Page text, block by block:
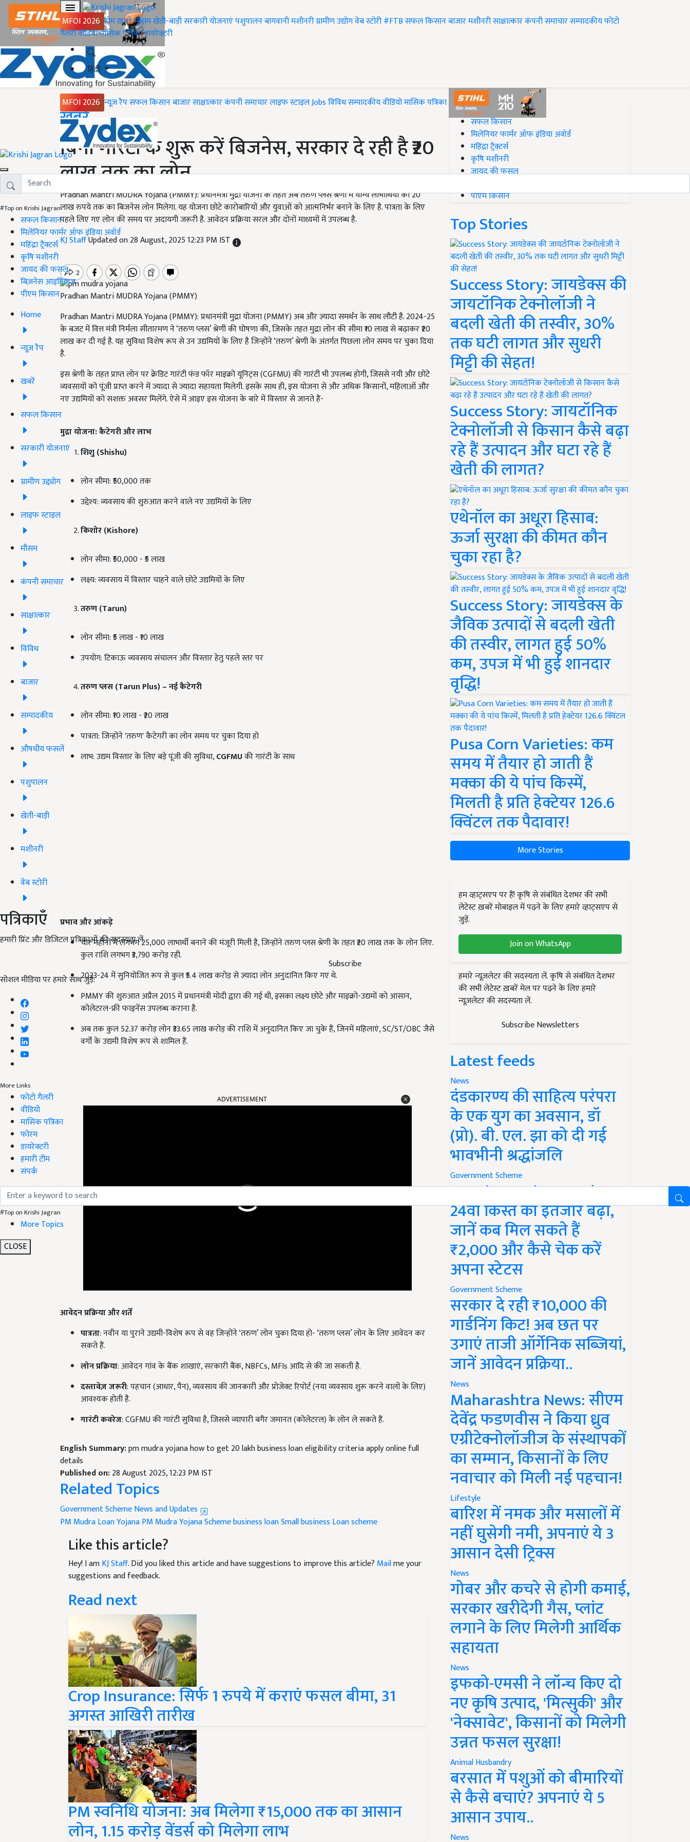
MFOI 2026 होमख़बरेंमौसमखेती-बाड़ीसरकारी योजनाएंपशुपालनबागवानीमशीनरीग्रामीण उद्योगवेब स्टोरी#FTBसफल किसानबाजारमशीनरीसाक्षात्कारकंपनी समाचारसम्पादकीयफोटो
गैलरीवीडियोमासिक पत्रिकाडायरेक्टरी
हिंदी
MFOI 2026 न्यूज़ रैपसफल किसानबाजारसाक्षात्कारकंपनी समाचारलाइफ स्टाइलJobsविविधसम्पादकीयवीडियोमासिक पत्रिका
#Top on Krishi Jagran
सफल किसान
मिलेनियर फार्मर ऑफ इंडिया अवॉर्ड
महिंद्रा ट्रैक्टर्स
कृषि मशीनरी
जायद की फसल
बिज़नेस आइडियाज
पीएम किसान
Home
न्यूज़ रैप
खबरें
सफल किसान
सरकारी योजनाएं
ग्रामीण उद्द्योग
लाइफ स्टाइल
मौसम
कंपनी समाचार
साक्षात्कार
विविध
बाजार
सम्पादकीय
औषधीय फसलें
पशुपालन
खेती-बाड़ी
मशीनरी
वेब स्टोरी
पत्रिकाएँ
हमारी प्रिंट और डिजिटल पत्रिकाओं की सदस्यता लें
Subscribe
सोशल मीडिया पर हमारे साथ जुड़ें:
More Links
फोटो गैलरी
वीडियो
मासिक पत्रिका
फोरम
डायरेक्टरी
हमारी टीम
संपर्क
#Top on Krishi Jagran
More Topics
CLOSE
Home
ख़बरें
बिना गारंटी के शुरू करें बिजनेस, सरकार दे रही है ₹20
लाख तक का लोन
Pradhan Mantri MUDRA Yojana (PMMY): प्रधानमंत्री मुद्रा योजना के तहत अब तरुण प्लस श्रेणी में योग्य लाभार्थियों को 20
लाख रुपये तक का बिजनेस लोन मिलेगा. यह योजना छोटे कारोबारियों और युवाओं को आत्मनिर्भर बनाने के लिए है. पात्रता के लिए
पहले लिए गए लोन की समय पर अदायगी जरूरी है. आवेदन प्रक्रिया सरल और दोनों माध्यमों में उपलब्ध है.
KJ StaffUpdated on 28 August, 2025 12:23 PM IST
Pradhan Mantri MUDRA Yojana (PMMY)
Pradhan Mantri MUDRA Yojana (PMMY): प्रधानमंत्री मुद्रा योजना (PMMY) अब और ज़्यादा समर्थन के साथ लौटी है. 2024-25
के बजट में वित्त मंत्री निर्मला सीतारमण ने ‘तरुण प्लस’ श्रेणी की घोषणा की, जिसके तहत मुद्रा लोन की सीमा ₹10 लाख से बढ़ाकर ₹20
लाख कर दी गई है. यह सुविधा विशेष रूप से उन उद्यमियों के लिए है जिन्होंने ‘तरुण’ श्रेणी के अंतर्गत पिछला लोन समय पर चुका दिया
है.
इस श्रेणी के तहत प्राप्त लोन पर क्रेडिट गारंटी फंड फॉर माइक्रो यूनिट्स (CGFMU) की गारंटी भी उपलब्ध होगी, जिससे नयी और छोटे
व्यवसायों को पूंजी प्राप्त करने में ज्यादा से ज्यादा सहायता मिलेगी. इसके साथ ही, इस योजना से और अधिक किसानों, महिलाओं और
नए उद्यमियों को सशक्त अवसर मिलेंगे. ऐसे में आइए इस योजना के बारे में विस्तार से जानते हैं-
मुद्रा योजना: कैटेगरी और लाभ
शिशु (Shishu)
लोन सीमा: ₹50,000 तक
उद्देश्य: व्यवसाय की शुरुआत करने वाले नए उद्यमियों के लिए
किशोर (Kishore)
लोन सीमा: ₹50,000 - ₹5 लाख
लक्ष्य: व्यवसाय में विस्तार चाहने वाले छोटे उद्यमियों के लिए
तरुण (Tarun)
लोन सीमा: ₹5 लाख - ₹10 लाख
उपयोग: टिकाऊ व्यवसाय संचालन और विस्तार हेतु पहले स्तर पर
तरुण प्लस (Tarun Plus) –नई कैटेगरी
लोन सीमा: ₹10 लाख - ₹20 लाख
पात्रता: जिन्होंने 'तरुण' कैटेगरी का लोन समय पर चुका दिया हो
लाभ: उद्यम विस्तार के लिए बड़े पूंजी की सुविधा,CGFMUकी गारंटी के साथ
प्रभाव और आंकड़े
चार महीनों में लगभग 25,000 लाभार्थी बनाने की मंजूरी मिली है, जिन्होंने तरुण प्लस श्रेणी के तहत ₹20 लाख तक के लोन लिए.
कुल राशि लगभग ₹3,790 करोड़ रही.
2023-24 में सुनियोजित रूप से कुल ₹5.4 लाख करोड़ से ज़्यादा लोन अनुदानित किए गए थे.
PMMY की शुरुआत अप्रैल 2015 में प्रधानमंत्री मोदी द्वारा की गई थी, इसका लक्ष्य छोटे और माइक्रो-उद्यमों को आसान,
कोलेटरल-फ्री फाइनेंस उपलब्ध कराना है.
अब तक कुल 52.37 करोड़ लोन ₹33.65 लाख करोड़ की राशि में अनुदानित किए जा चुके हैं, जिनमें महिलाएं, SC/ST/OBC जैसे
वर्गों के उद्यमी विशेष रूप से शामिल हैं.
सकते हैं.
: पहचान (आधार, पैन), व्यवसाय की जानकारी और प्रोजेक्ट रिपोर्ट (नया व्यवसाय शुरू करने वालों के लिए)
आवश्यक होती है.
details
Published on:
Related Topics
Government Scheme News and Updates
PM Mudra Loan YojanaPM Mudra Yojana Scheme
Like this article?
Hey! I amKJ Staff. Did you liked this article and have suggestions to improve this article?
suggestions and feedback.
Read next
Crop Insurance: सिर्फ 1 रुपये में कराएं फसल बीमा, 31
अगस्त आखिरी तारीख
PM स्वनिधि योजना: अब मिलेगा ₹15,000 तक का आसान
लोन, 1.15 करोड़ वेंडर्स को मिलेगा लाभ
#Top on Krishi Jagran
सफल किसान
मिलेनियर फार्मर ऑफ इंडिया अवॉर्ड
महिंद्रा ट्रैक्टर्स
कृषि मशीनरी
जायद की फसल
पीएम किसान
Top Stories
Success Story: जायडेक्स की
जायटॉनिक टेक्नोलॉजी ने
बदली खेती की तस्वीर, 30%
तक घटी लागत और सुधरी
मिट्टी की सेहत!
Success Story: जायटॉनिक
टेक्नोलॉजी से किसान कैसे बढ़ा
रहे हैं उत्पादन और घटा रहे हैं
खेती की लागत?
एथेनॉल का अधूरा हिसाब:
ऊर्जा सुरक्षा की कीमत कौन
चुका रहा है?
Success Story: जायडेक्स के
जैविक उत्पादों से बदली खेती
की तस्वीर, लागत हुई 50%
कम, उपज में भी हुई शानदार
वृद्धि!
Pusa Corn Varieties: कम
समय में तैयार हो जाती हैं
मक्का की ये पांच किस्में,
मिलती है प्रति हेक्टेयर 126.6
क्विंटल तक पैदावार!
More Stories
हम व्हाट्सएप पर हैं! कृषि से संबंधित देशभर की सभी
लेटेस्ट ख़बरें मोबाइल में पढ़ने के लिए हमारे व्हाट्सएप से
जुड़ें.
Join on WhatsApp
हमारे न्यूज़लेटर की सदस्यता लें. कृषि से संबंधित देशभर
की सभी लेटेस्ट ख़बरें मेल पर पढ़ने के लिए हमारे
न्यूज़लेटर की सदस्यता लें.
Subscribe Newsletters
Latest feeds
News
दंडकारण्य की साहित्य परंपरा
के एक युग का अवसान, डॉ
(प्रो). बी. एल. झा को दी गई
भावभीनी श्रद्धांजलि
Government Scheme
PM Kisan Yojana Update:
24वीं किस्त का इंतजार बढ़ा,
जानें कब मिल सकते हैं
₹2,000 और कैसे चेक करें
अपना स्टेटस
Government Scheme
सरकार दे रही ₹10,000 की
गार्डनिंग किट! अब छत पर
उगाएं ताजी ऑर्गेनिक सब्जियां,
जानें आवेदन प्रक्रिया..
News
Maharashtra News: सीएम
देवेंद्र फडणवीस ने किया ध्रुव
एग्रीटेक्नोलॉजीज के संस्थापकों
का सम्मान, किसानों के लिए
नवाचार को मिली नई पहचान!
Lifestyle
बारिश में नमक और मसालों में
नहीं घुसेगी नमी, अपनाएं ये 3
आसान देसी ट्रिक्स
News
गोबर और कचरे से होगी कमाई,
सरकार खरीदेगी गैस, प्लांट
लगाने के लिए मिलेगी आर्थिक
सहायता
News
इफको-एमसी ने लॉन्च किए दो
नए कृषि उत्पाद, 'मित्सुकी' और
'नेक्सावेट', किसानों को मिलेगी
उन्नत फसल सुरक्षा!
Animal Husbandry
बरसात में पशुओं को बीमारियों
से कैसे बचाएं? अपनाएं ये 5
आसान उपाय..
News